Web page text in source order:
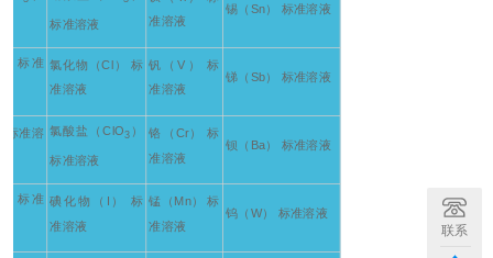
标准溶液
准溶液
锡（Sn） 标准溶液
标准 氯化物（Cl） 标
准溶液
钒（V） 标
准溶液
锑（Sb） 标准溶液
标准溶 氯酸盐（ClO3 ）
标准溶液
铬（Cr） 标
准溶液
钡（Ba） 标准溶液
） 标准 碘化物（I） 标
准溶液
锰（Mn） 标
准溶液
钨（W） 标准溶液
联系